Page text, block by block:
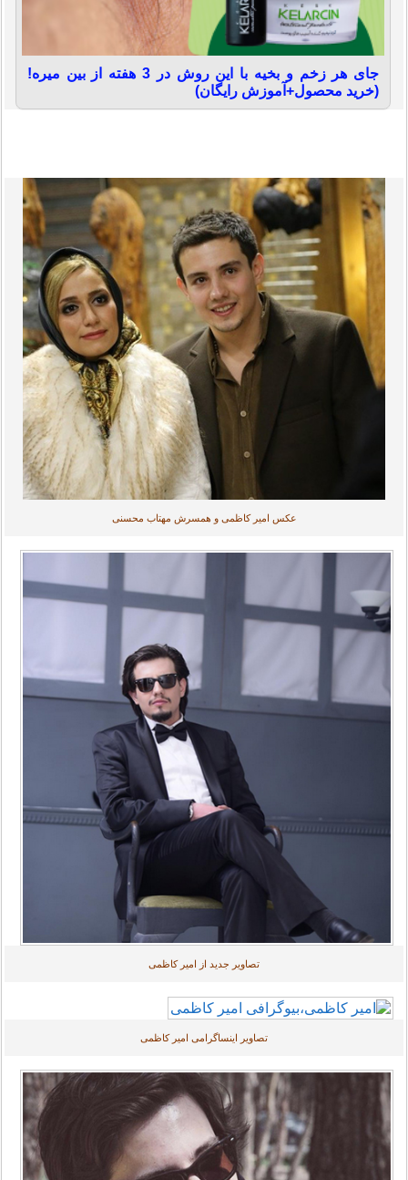
جای هر زخم و بخیه با این روش در 3 هفته از بین میره!
(خرید محصول+آموزش رایگان)
عکس امیر کاظمی و همسرش مهتاب محسنی
تصاویر جدید از امیر کاظمی
تصاویر اینساگرامی امیر کاظمی